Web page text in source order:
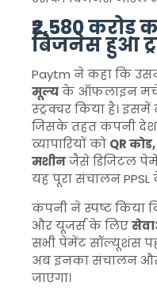
₹2,580
बिजनेस हुआ
Paytm ने कहा कि
मूल्यके ऑफलाइन
स्ट्रक्चर किया है।
जिसके तहत कंपनी
व्यापारियों को QR
मशीनजैसे डिजिटल
यह पूरा संचालन PPSL
कंपनी ने स्पष्ट किया
और यूजर्स के लिए
सभी पेमेंट सॉल्यूशंस
अब इनका संचालन
जाएगा।